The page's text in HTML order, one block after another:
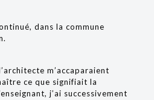
dans la commune
m’accaparaient
ce que signifiait la
j’ai successivement